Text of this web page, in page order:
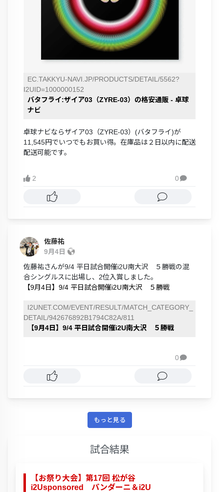
EC.TAKKYU-NAVI.JP/PRODUCTS/DETAIL/5562?
I2UID=1000000152
バタフライ:ザイア03（ZYRE-03）の格安通販 - 卓球
ナビ
卓球ナビならザイア03（ZYRE-03）(バタフライ)が
11,545円でいつでもお買い得。在庫品は２日以内に配送
配送可能です。
2 0
佐藤祐
9月4日
佐藤祐さんが9/4 平日試合開催i2U南大沢 ５勝戦の混
合シングルスに出場し、2位入賞しました。
【9月4日】9/4 平日試合開催i2U南大沢 ５勝戦
I2UNET.COM/EVENT/RESULT/MATCH_CATEGORY_
DETAIL/942676892B1794C82A/811
【9月4日】9/4 平日試合開催i2U南大沢 ５勝戦
0
もっと見る
試合結果
【お祭り大会】第17回 松が谷
i2Usponsored パンダーニ＆i2U